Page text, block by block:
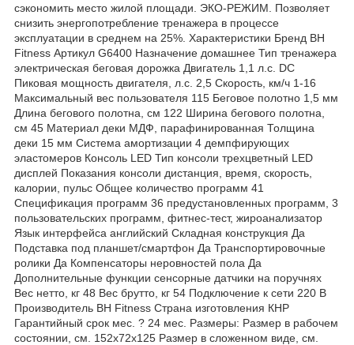
сэкономить место жилой площади. ЭКО-РЕЖИМ. Позволяет
снизить энергопотребление тренажера в процессе
эксплуатации в среднем на 25%. Характеристики Бренд BH
Fitness Артикул G6400 Назначение домашнее Тип тренажера
электрическая беговая дорожка Двигатель 1,1 л.с. DC
Пиковая мощность двигателя, л.с. 2,5 Скорость, км/ч 1-16
Максимальный вес пользователя 115 Беговое полотно 1,5 мм
Длина бегового полотна, см 122 Ширина бегового полотна,
см 45 Материал деки МДФ, парафинированная Толщина
деки 15 мм Система амортизации 4 демпфирующих
эластомеров Консоль LED Тип консоли трехцветный LED
дисплей Показания консоли дистанция, время, скорость,
калории, пульс Общее количество программ 41
Спецификация программ 36 предустановленных программ, 3
пользовательских программ, фитнес-тест, жироанализатор
Язык интерфейса английский Складная конструкция Да
Подставка под планшет/смартфон Да Транспортировочные
ролики Да Компенсаторы неровностей пола Да
Дополнительные функции сенсорные датчики на поручнях
Вес нетто, кг 48 Вес брутто, кг 54 Подключение к сети 220 В
Производитель BH Fitness Страна изготовления КНР
Гарантийный срок мес. ? 24 мес. Размеры: Размер в рабочем
состоянии, см. 152х72x125 Размер в сложенном виде, см.